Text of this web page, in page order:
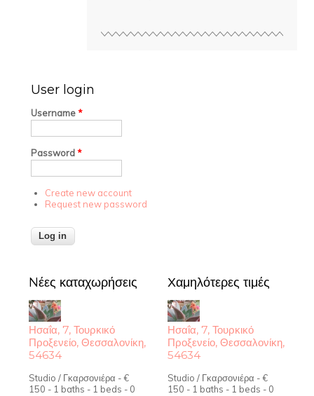
User login
Username*
Password*
Create new account
Request new password
Nέες καταχωρήσεις
Ησαΐα, 7, Τουρκικό
Προξενείο, Θεσσαλονίκη,
54634
Studio / Γκαρσονιέρα - €
150 - 1 baths - 1 beds - 0
Χαμηλότερες τιμές
Ησαΐα, 7, Τουρκικό
Προξενείο, Θεσσαλονίκη,
54634
Studio / Γκαρσονιέρα - €
150 - 1 baths - 1 beds - 0